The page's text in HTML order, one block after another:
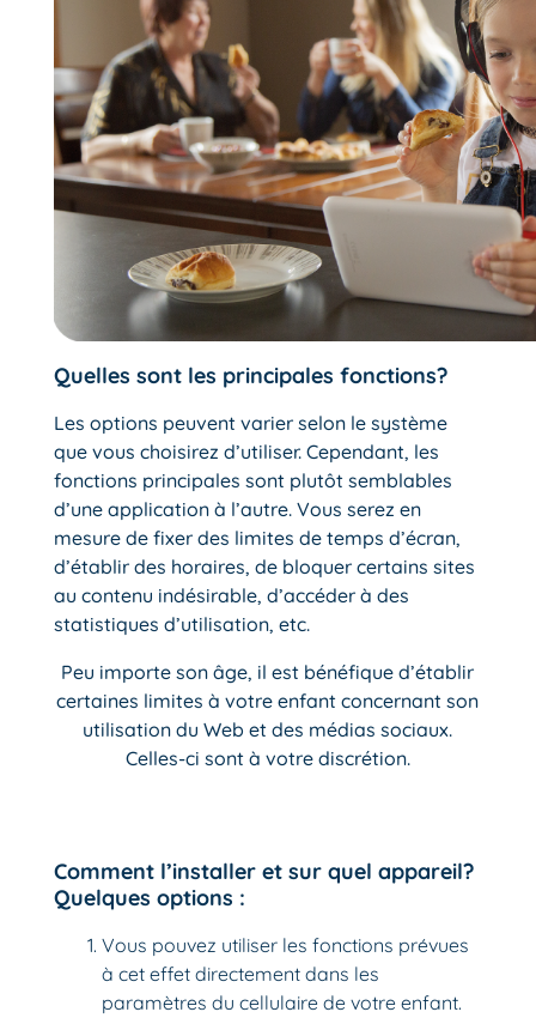
Quelles sont les principales fonctions?
Les options peuvent varier selon le système
que vous choisirez d’utiliser. Cependant, les
fonctions principales sont plutôt semblables
d’une application à l’autre. Vous serez en
mesure de fixer des limites de temps d’écran,
d’établir des horaires, de bloquer certains sites
au contenu indésirable, d’accéder à des
statistiques d’utilisation, etc.
Peu importe son âge, il est bénéfique d’établir
certaines limites à votre enfant concernant son
utilisation du Web et des médias sociaux.
Celles-ci sont à votre discrétion.
Comment l’installer et sur quel appareil?
Quelques options :
Vous pouvez utiliser les fonctions prévues
à cet effet directement dans les
paramètres du cellulaire de votre enfant.